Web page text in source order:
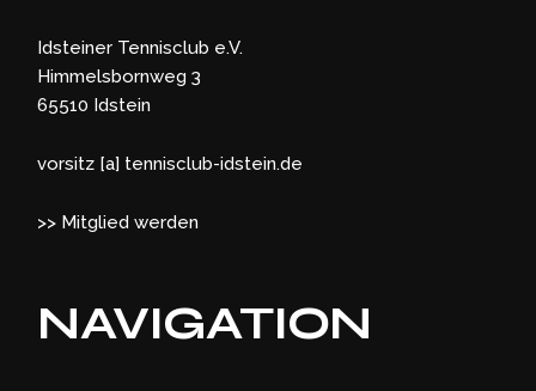
Idsteiner Tennisclub e.V.
Himmelsbornweg 3
65510 Idstein
vorsitz [a] tennisclub-idstein.de
>> Mitglied werden
NAVIGATION